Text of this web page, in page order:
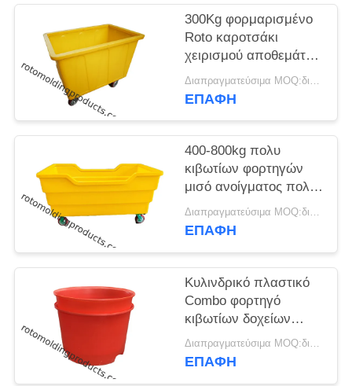
300Kg φορμαρισμένο
Roto καροτσάκι
χειρισμού αποθεμάτων
προϊόντων βαρέων
καθηκόντων, πολυ
Διαπραγματεύσιμα MOQ:διαπραγμάτευση
ΕΠΑΦΉ
400-800kg πολυ
κιβωτίων φορτηγών
μισό ανοίγματος πολυ
καροτσάκι πλυντηρίων
λινού εμπορικό στις
Διαπραγματεύσιμα MOQ:διαπραγμάτευση
ΕΠΑΦΉ
Κυλινδρικό πλαστικό
Combo φορτηγό
κιβωτίων δοχείων
πολυ για τη συγκομιδή
και το φαρμακευτικό
Διαπραγματεύσιμα MOQ:διαπραγμάτευση
ΕΠΑΦΉ